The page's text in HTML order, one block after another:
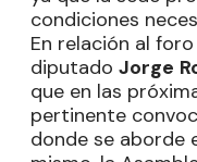
condiciones
En relación al
diputado Jorge
que en las
pertinente
donde se aborde